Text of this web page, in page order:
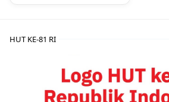
HUT KE-81 RI